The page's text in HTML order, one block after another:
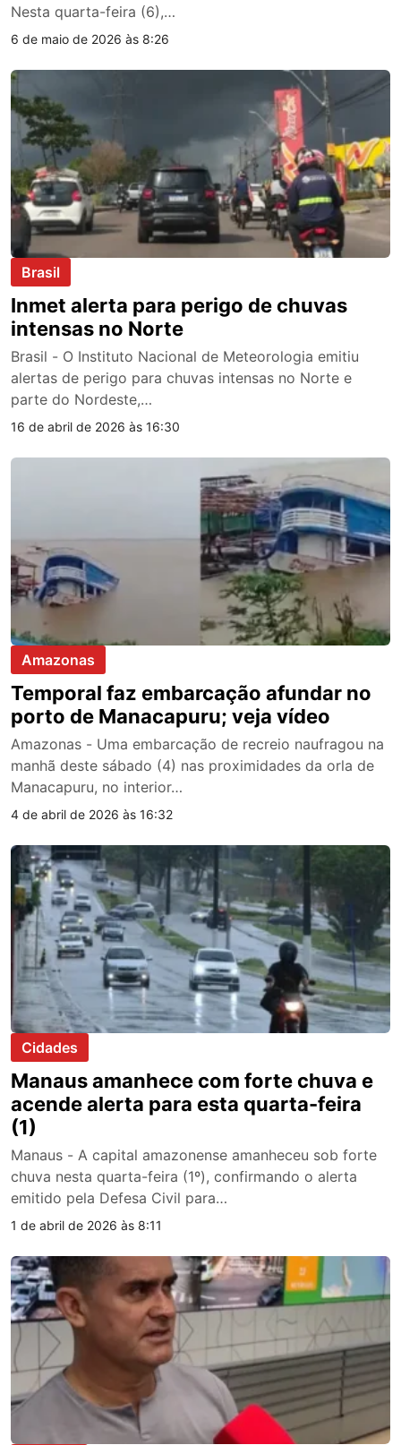
Nesta quarta-feira (6),…
6 de maio de 2026 às 8:26
Brasil
Inmet alerta para perigo de chuvas
intensas no Norte
Brasil - O Instituto Nacional de Meteorologia emitiu
alertas de perigo para chuvas intensas no Norte e
parte do Nordeste,…
16 de abril de 2026 às 16:30
Amazonas
Temporal faz embarcação afundar no
porto de Manacapuru; veja vídeo
Amazonas - Uma embarcação de recreio naufragou na
manhã deste sábado (4) nas proximidades da orla de
Manacapuru, no interior…
4 de abril de 2026 às 16:32
Cidades
Manaus amanhece com forte chuva e
acende alerta para esta quarta-feira
(1)
Manaus - A capital amazonense amanheceu sob forte
chuva nesta quarta-feira (1º), confirmando o alerta
emitido pela Defesa Civil para…
1 de abril de 2026 às 8:11